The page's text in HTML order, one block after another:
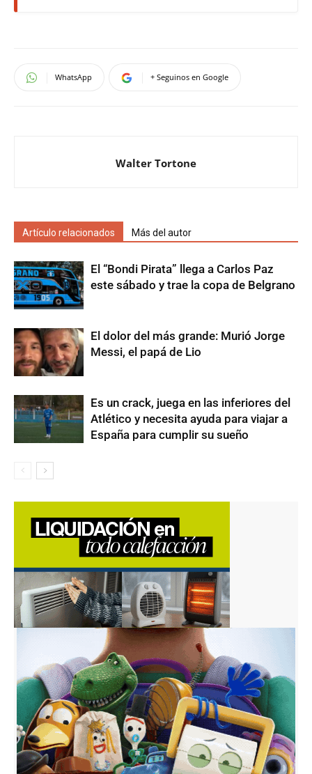
WhatsApp + Seguinos en Google
Walter Tortone
Artículo relacionados Más del autor
El “Bondi Pirata” llega a Carlos Paz
este sábado y trae la copa de Belgrano
El dolor del más grande: Murió Jorge
Messi, el papá de Lio
Es un crack, juega en las inferiores del
Atlético y necesita ayuda para viajar a
España para cumplir su sueño